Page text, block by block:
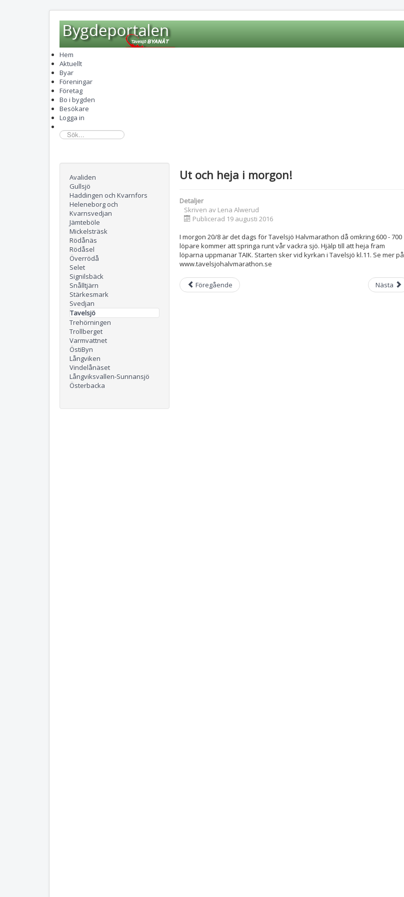
Hem
Aktuellt
Byar
Föreningar
Företag
Bo i bygden
Besökare
Logga in
sök...
Avaliden
Gullsjö
Haddingen och Kvarnfors
Heleneborg och
Kvarnsvedjan
Jämteböle
Mickelsträsk
Rödånäs
Rödåsel
Överrödå
Selet
Signilsbäck
Snålltjärn
Stärkesmark
Svedjan
Tavelsjö
Trehörningen
Trollberget
Varmvattnet
ÖstiByn
Långviken
Vindelånäset
Långviksvallen-Sunnansjö
Österbacka
Ut och heja i morgon!
Detaljer
Skriven av Lena Alwerud
Publicerad 19 augusti 2016
I morgon 20/8 är det dags för Tavelsjö Halvmarathon då omkring 600 - 700
löpare kommer att springa runt vår vackra sjö. Hjälp till att heja fram
löparna uppmanar TAIK. Starten sker vid kyrkan i Tavelsjö kl.11. Se mer på
www.tavelsjohalvmarathon.se
Föregående Nästa